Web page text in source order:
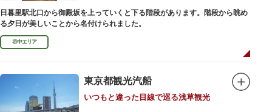
日暮里駅北口から御殿坂を上っていくと下る階段があります。階段から眺め
る夕日が美しいことから名付けられました。
谷中エリア
東京都観光汽船
いつもと違った目線で巡る浅草観光